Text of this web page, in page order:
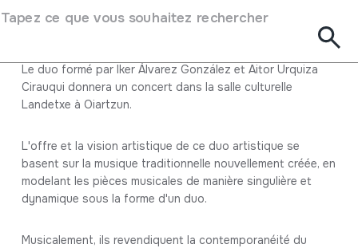
Tapez ce que vous souhaitez rechercher
22 Mars 2025
Fiche complète
Le duo formé par Iker Álvarez González et Aitor Urquiza
Cirauqui donnera un concert dans la salle culturelle
Landetxe à Oiartzun.
L'offre et la vision artistique de ce duo artistique se
basent sur la musique traditionnelle nouvellement créée, en
modelant les pièces musicales de manière singulière et
dynamique sous la forme d'un duo.
Musicalement, ils revendiquent la contemporanéité du